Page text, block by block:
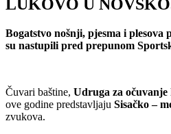
LUKOVO U
Bogatstvo nošnji, pjesma i
su nastupili pred prepunom
Čuvari baštine, Udruga za očuvanje
ove godine predstavljaju Sisačko –
zvukova.